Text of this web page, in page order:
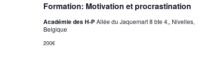
Formation: Motivation et procrastination
Académie des H-PAllée du Jaquemart 8 bte 4,, Nivelles,
Belgique
200€